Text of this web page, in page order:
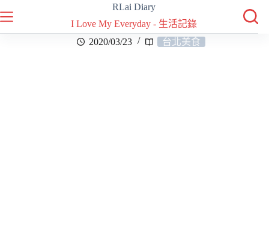
RLai Diary
I Love My Everyday - 生活記錄
2020/03/23
台北美食